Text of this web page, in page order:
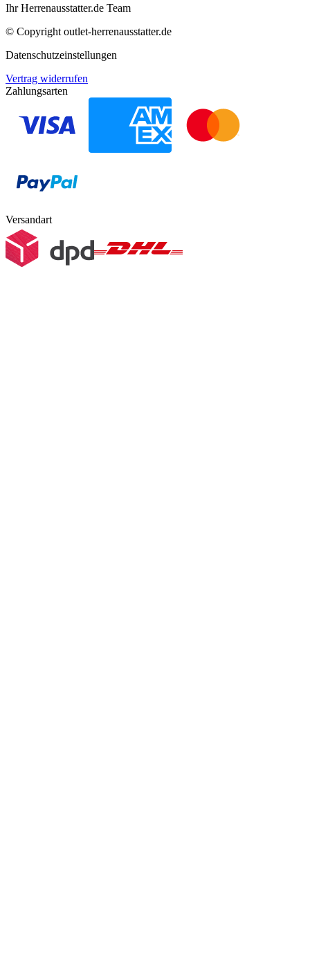
Ihr Herrenausstatter.de Team
© Copyright outlet-herrenausstatter.de
Datenschutzeinstellungen
Vertrag widerrufen
Zahlungsarten
Versandart